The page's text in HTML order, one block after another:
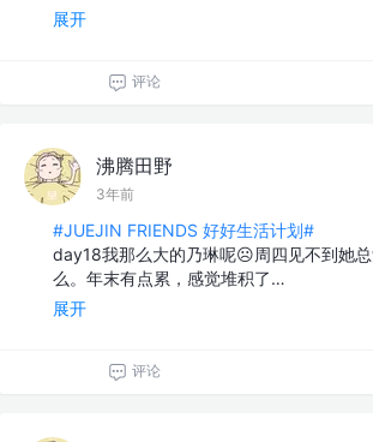
展开
评论
沸腾田野
3年前
#JUEJIN FRIENDS 好好生活计划#
day18我那么大的乃琳呢☹️周四见不到她
么。年末有点累，感觉堆积了…
展开
评论